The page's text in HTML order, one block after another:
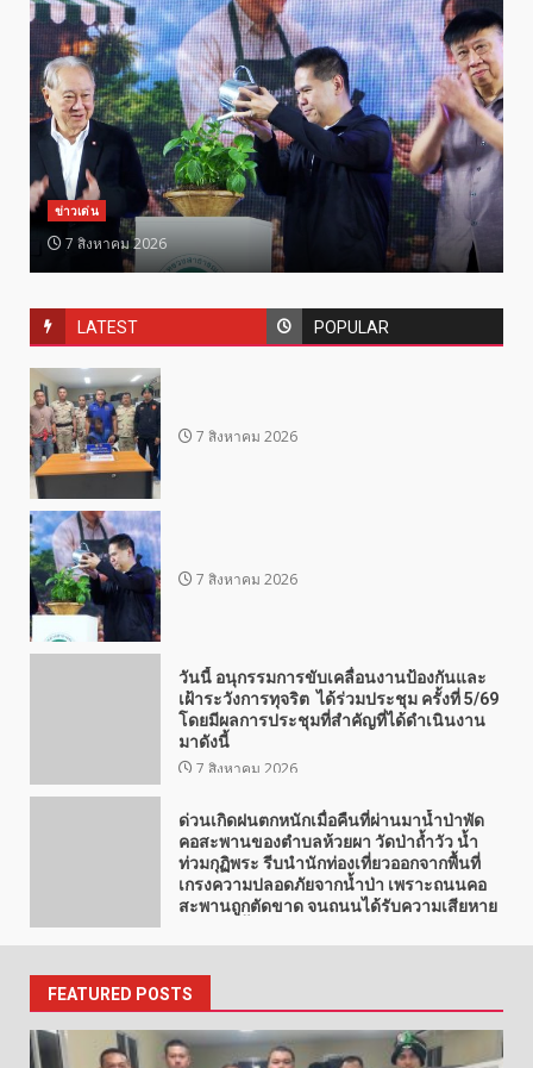
LATEST POPULAR
7 สิงหาคม 2026
7 สิงหาคม 2026
วันนี้ อนุกรรมการขับเคลื่อนงานป้องกันและ
เฝ้าระวังการทุจริต ได้ร่วมประชุม ครั้งที่ 5/69
โดยมีผลการประชุมที่สำคัญที่ได้ดำเนินงาน
มาดังนี้
7 สิงหาคม 2026
ด่วนเกิดฝนตกหนักเมื่อคืนที่ผ่านมาน้ำป่าพัด
คอสะพานของตำบลห้วยผา วัดป่าถ้ำวัว น้ำ
ท่วมกุฏิพระ รีบนำนักท่องเที่ยวออกจากพื้นที่
เกรงความปลอดภัยจากน้ำป่า เพราะถนนคอ
สะพานถูกตัดขาด จนถนนได้รับความเสียหาย
เชียงใหม่
7 สิงหาคม 2026
ข่าวเด่น
7 สิงหาคม 2026
FEATURED POSTS